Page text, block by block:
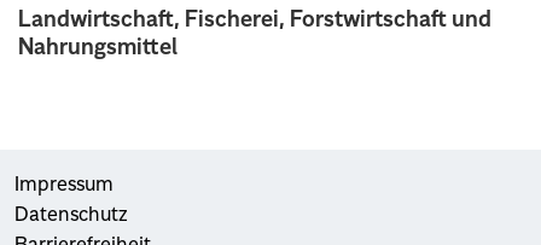
Landwirtschaft, Fischerei, Forstwirtschaft und
Nahrungsmittel
Impressum
Datenschutz